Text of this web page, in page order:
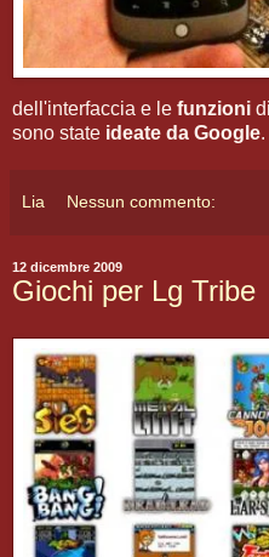
dell'interfaccia e le funzioni
sono state ideate da Google.
Lia Nessun commento:
12 dicembre 2009
Giochi per Lg Tribe